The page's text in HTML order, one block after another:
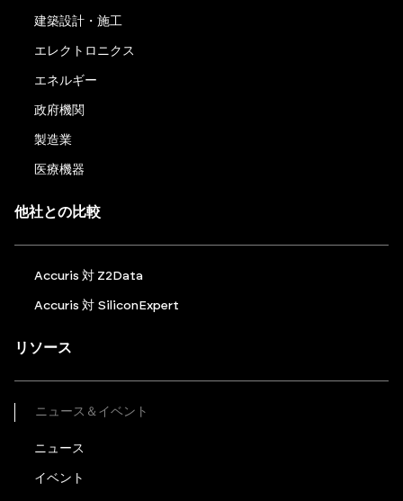
建築設計・施工
エレクトロニクス
エネルギー
政府機関
製造業
医療機器
他社との比較
Accuris 対 Z2Data
Accuris 対 SiliconExpert
リソース
ニュース＆イベント
ニュース
イベント